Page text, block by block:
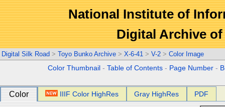
National Institute of
Digital Archive
Digital Silk Road > Toyo Bunko Archive > X-6-41 > V-2 > Color Image
Color Thumbnail -Table of Contents - Page Number -
Color IIIF Color HighRes Gray HighRes PDF